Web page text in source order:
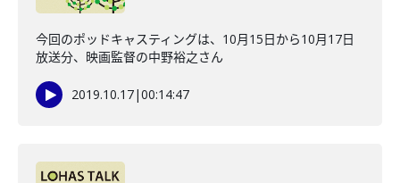
今回のポッドキャスティングは、10月15日から10月17日
放送分、映画監督の中野裕之さん
2019.10.17|00:14:47